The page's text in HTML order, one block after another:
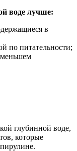
воде лучше:
в
по питательности;
глубинной воде,
которые